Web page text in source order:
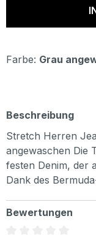
Farbe: Grau
Beschreibung
Stretch Herren
angewaschen Die
festen Denim, der
Dank des
Bewertungen